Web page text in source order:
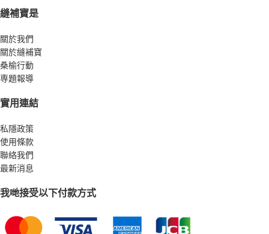
縫補寶是
關於我們
關於縫補寶
桑榆行動
専題報導
實用連結
私隱政策
使用條款
聯絡我們
最新消息
我哋接受以下付款方式